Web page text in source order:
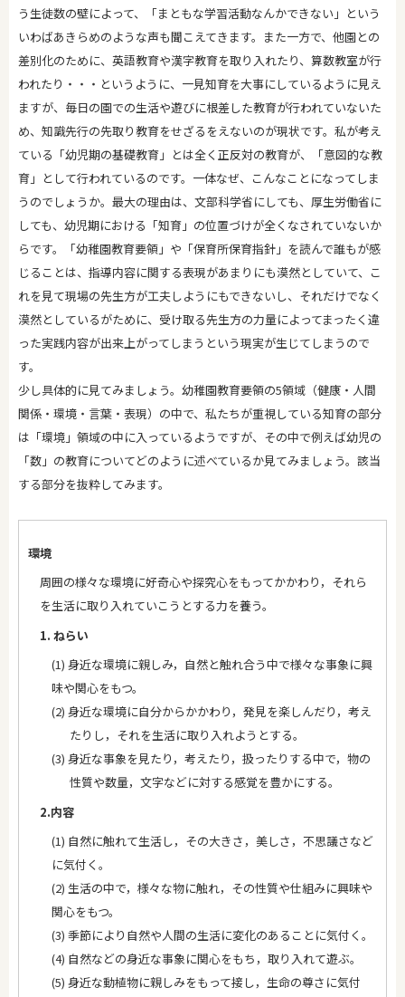
う生徒数の壁によって、「まともな学習活動なんかできない」という
いわばあきらめのような声も聞こえてきます。また一方で、他園との
差別化のために、英語教育や漢字教育を取り入れたり、算数教室が行
われたり・・・というように、一見知育を大事にしているように見え
ますが、毎日の園での生活や遊びに根差した教育が行われていないた
め、知識先行の先取り教育をせざるをえないのが現状です。私が考え
ている「幼児期の基礎教育」とは全く正反対の教育が、「意図的な教
育」として行われているのです。一体なぜ、こんなことになってしま
うのでしょうか。最大の理由は、文部科学省にしても、厚生労働省に
しても、幼児期における「知育」の位置づけが全くなされていないか
らです。「幼稚園教育要領」や「保育所保育指針」を読んで誰もが感
じることは、指導内容に関する表現があまりにも漠然としていて、こ
れを見て現場の先生方が工夫しようにもできないし、それだけでなく
漠然としているがために、受け取る先生方の力量によってまったく違
った実践内容が出来上がってしまうという現実が生じてしまうので
す。
少し具体的に見てみましょう。幼稚園教育要領の5領域（健康・人間
関係・環境・言葉・表現）の中で、私たちが重視している知育の部分
は「環境」領域の中に入っているようですが、その中で例えば幼児の
「数」の教育についてどのように述べているか見てみましょう。該当
する部分を抜粋してみます。
環境
周囲の様々な環境に好奇心や探究心をもってかかわり，それら
を生活に取り入れていこうとする力を養う。
1. ねらい
(1) 身近な環境に親しみ，自然と触れ合う中で様々な事象に興
味や関心をもつ。
(2) 身近な環境に自分からかかわり，発見を楽しんだり，考え
たりし，それを生活に取り入れようとする。
(3) 身近な事象を見たり，考えたり，扱ったりする中で，物の
性質や数量，文字などに対する感覚を豊かにする。
2.内容
(1) 自然に触れて生活し，その大きさ，美しさ，不思議さなど
に気付く。
(2) 生活の中で，様々な物に触れ，その性質や仕組みに興味や
関心をもつ。
(3) 季節により自然や人間の生活に変化のあることに気付く。
(4) 自然などの身近な事象に関心をもち，取り入れて遊ぶ。
(5) 身近な動植物に親しみをもって接し，生命の尊さに気付